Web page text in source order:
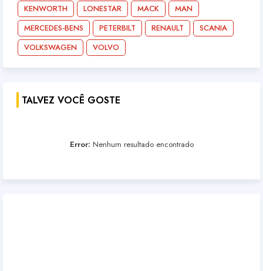
KENWORTH
LONESTAR MACK
MAN
MERCEDES-BENS
PETERBILT RENAULT
SCANIA
VOLKSWAGEN
VOLVO
TALVEZ VOCÊ GOSTE
Error: Nenhum resultado encontrado